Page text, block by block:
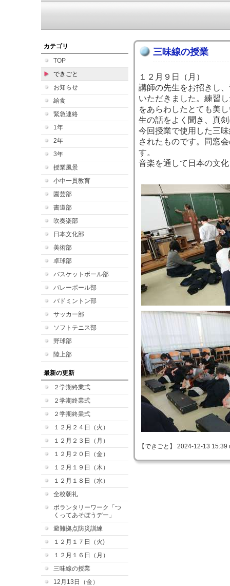
カテゴリ
TOP
できごと
お知らせ
給食
緊急連絡
1年
2年
3年
授業風景
小中一貫教育
園芸部
書道部
吹奏楽部
日本文化部
美術部
卓球部
バスケットボール部
バレーボール部
バドミントン部
サッカー部
ソフトテニス部
野球部
陸上部
最新の更新
２学期終業式
２学期終業式
２学期終業式
１２月２４日（火）
１２月２３日（月）
１２月２０日（金）
１２月１９日（木）
１２月１８日（水）
全校朝礼
ボランタリーワーク「つ
くってあそぼうデー」
避難拠点防災訓練
１２月１７日（火)
１２月１６日（月）
三味線の授業
12月13日（金）
三味線の授業
１２月９日（月）
講師の先生をお招きし
いただきました。練習
をあらわしたとても美
生の話をよく聞き、真
今回授業で使用した三
されたものです。同窓
す。
音楽を通して日本の文
【できごと】 2024-12-13